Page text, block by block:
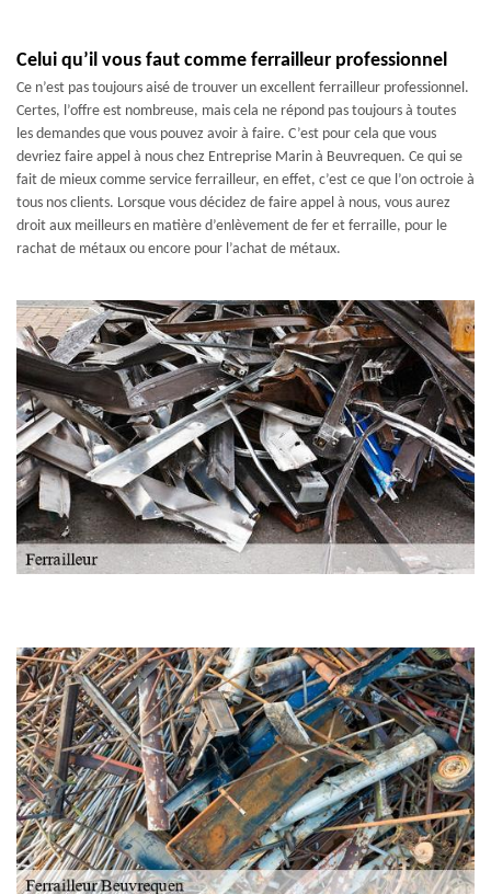
Celui qu’il vous faut comme ferrailleur professionnel
Ce n’est pas toujours aisé de trouver un excellent ferrailleur professionnel.
Certes, l’offre est nombreuse, mais cela ne répond pas toujours à toutes
les demandes que vous pouvez avoir à faire. C’est pour cela que vous
devriez faire appel à nous chez Entreprise Marin à Beuvrequen. Ce qui se
fait de mieux comme service ferrailleur, en effet, c’est ce que l’on octroie à
tous nos clients. Lorsque vous décidez de faire appel à nous, vous aurez
droit aux meilleurs en matière d’enlèvement de fer et ferraille, pour le
rachat de métaux ou encore pour l’achat de métaux.